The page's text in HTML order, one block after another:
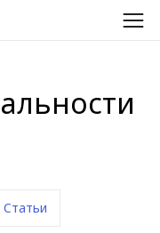
Статьи